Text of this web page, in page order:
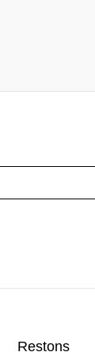
Restons